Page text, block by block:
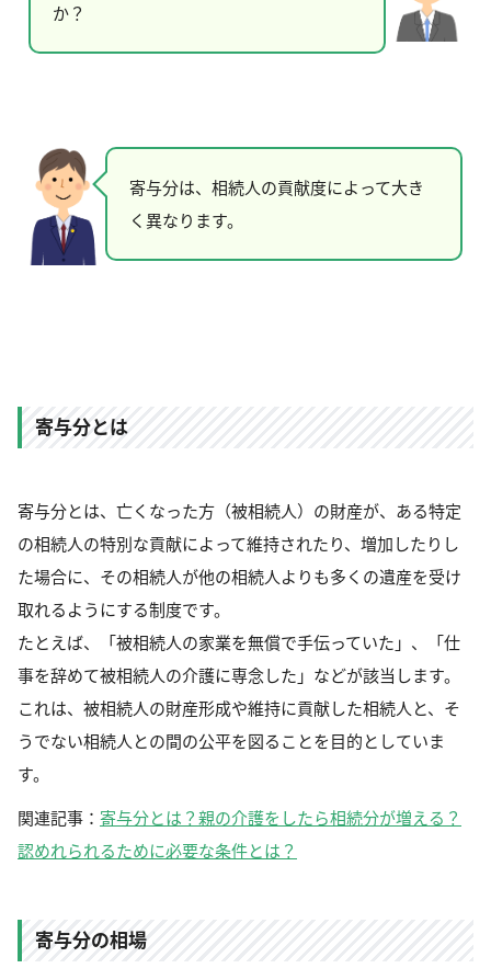
か？
寄与分は、相続人の貢献度によって大き
く異なります。
寄与分とは
寄与分とは、亡くなった方（被相続人）の財産が、ある特定
の相続人の特別な貢献によって維持されたり、増加したりし
た場合に、その相続人が他の相続人よりも多くの遺産を受け
取れるようにする制度です。
たとえば、「被相続人の家業を無償で手伝っていた」、「仕
事を辞めて被相続人の介護に専念した」などが該当します。
これは、被相続人の財産形成や維持に貢献した相続人と、そ
うでない相続人との間の公平を図ることを目的としていま
す。
関連記事： 寄与分とは？親の介護をしたら相続分が増える？
認めれられるために必要な条件とは？
寄与分の相場